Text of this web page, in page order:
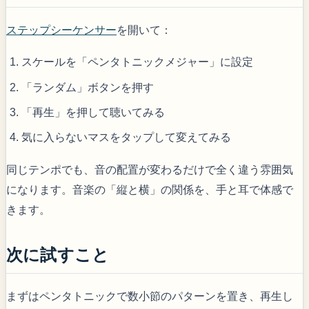
ステップシーケンサーを開いて：
スケールを「ペンタトニックメジャー」に設定
「ランダム」ボタンを押す
「再生」を押して聴いてみる
気に入らないマスをタップして変えてみる
同じテンポでも、音の配置が変わるだけで全く違う雰囲気
になります。音楽の「縦と横」の関係を、手と耳で体感で
きます。
次に試すこと
まずはペンタトニックで数小節のパターンを置き、再生し